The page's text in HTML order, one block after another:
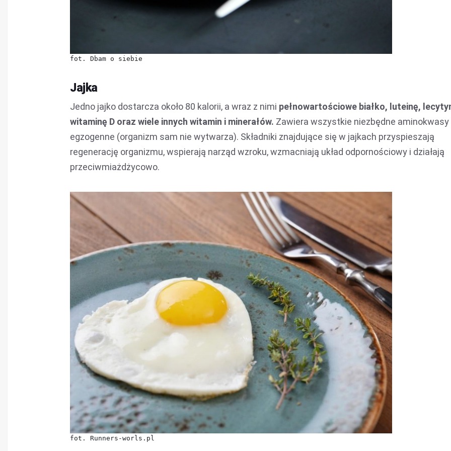
fot. Dbam o siebie
Jajka
Jedno jajko dostarcza około 80 kalorii, a wraz z nimi pełnowartościowe białko, luteinę,
witaminę D oraz wiele innych witamin i minerałów. Zawiera wszystkie niezbędne aminokwasy
egzogenne (organizm sam nie wytwarza). Składniki znajdujące się w jajkach przyspieszają
regenerację organizmu, wspierają narząd wzroku, wzmacniają układ odpornościowy i działają
przeciwmiażdżycowo.
fot. Runners-worls.pl